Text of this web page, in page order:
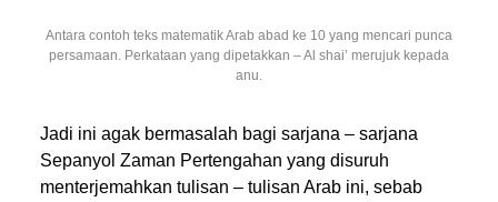
Antara contoh teks matematik Arab abad ke 10 yang mencari punca
persamaan. Perkataan yang dipetakkan – Al shai’ merujuk kepada
anu.
Jadi ini agak bermasalah bagi sarjana – sarjana
Sepanyol Zaman Pertengahan yang disuruh
menterjemahkan tulisan – tulisan Arab ini, sebab